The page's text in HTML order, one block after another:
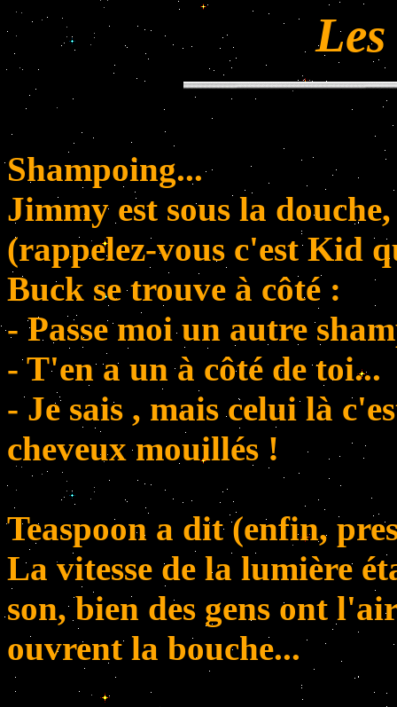
Shampoing...
Jimmy est sous la
(rappelez-vous c'est Kid
Buck se trouve à côté :
- Passe moi un autre
- T'en a un à côté de toi...
- Je sais , mais celui là
cheveux mouillés !
Teaspoon a dit (enfin,
La vitesse de la lumière
son, bien des gens ont
ouvrent la bouche...